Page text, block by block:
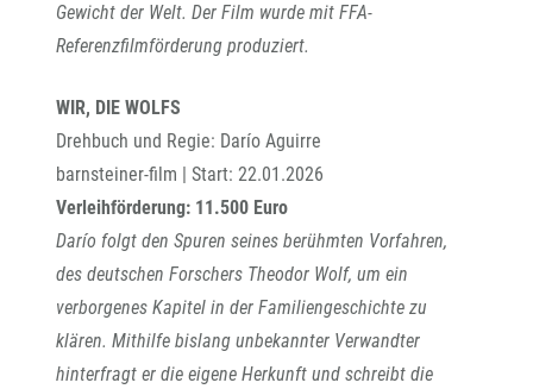
Gewicht der Welt. Der Film wurde mit FFA-
Referenzfilmförderung produziert.
WIR, DIE WOLFS
Drehbuch und Regie: Darío Aguirre
barnsteiner-film | Start: 22.01.2026
Verleihförderung: 11.500 Euro
Darío folgt den Spuren seines berühmten Vorfahren,
des deutschen Forschers Theodor Wolf, um ein
verborgenes Kapitel in der Familiengeschichte zu
klären. Mithilfe bislang unbekannter Verwandter
hinterfragt er die eigene Herkunft und schreibt die